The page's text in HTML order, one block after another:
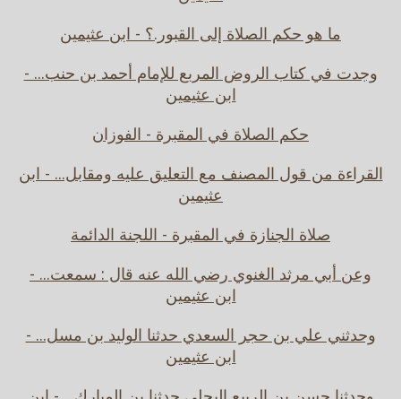
ما هو حكم الصلاة إلى القبور.؟ - ابن عثيمين
وجدت في كتاب الروض المربع للإمام أحمد بن حنب... -
ابن عثيمين
حكم الصلاة في المقبرة - الفوزان
القراءة من قول المصنف مع التعليق عليه ومقابل... - ابن
عثيمين
صلاة الجنازة في المقبرة - اللجنة الدائمة
وعن أبي مرثد الغنوي رضي الله عنه قال : سمعت... -
ابن عثيمين
وحدثني علي بن حجر السعدي حدثنا الوليد بن مسل... -
ابن عثيمين